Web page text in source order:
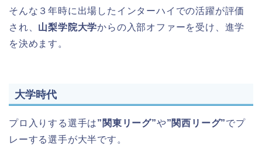
そんな３年時に出場したインターハイでの活躍が評価
され、 山梨学院大学からの入部オファーを受け、進学
を決めます。
大学時代
プロ入りする選手は”関東リーグ”や”関西リーグ”でプ
レーする選手が大半です。